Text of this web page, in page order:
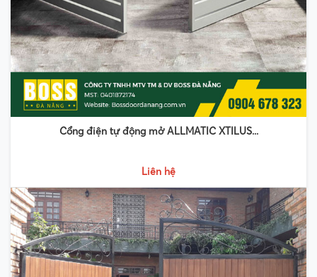
Cổng điện tự động mở ALLMATIC XTILUS...
Liên hệ